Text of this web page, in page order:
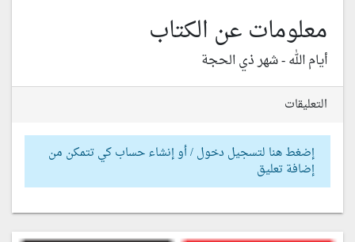
معلومات عن الكتاب
أيام الله - شهر ذي الحجة
التعليقات
إضغط هنا لتسجيل دخول / أو إنشاء حساب كي تتمكن من
إضافة تعليق